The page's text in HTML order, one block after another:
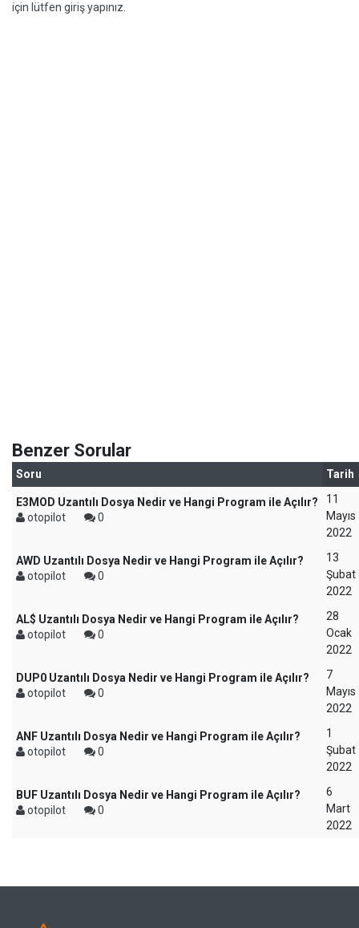
için lütfen giriş yapınız.
Benzer Sorular
Soru Tarih
E3MOD Uzantılı Dosya Nedir ve Hangi Program ile Açılır?
otopilot
0
11
Mayıs
2022
AWD Uzantılı Dosya Nedir ve Hangi Program ile Açılır?
otopilot
0
13
Şubat
2022
AL$ Uzantılı Dosya Nedir ve Hangi Program ile Açılır?
otopilot
0
28
Ocak
2022
DUP0 Uzantılı Dosya Nedir ve Hangi Program ile Açılır?
otopilot
0
7
Mayıs
2022
ANF Uzantılı Dosya Nedir ve Hangi Program ile Açılır?
otopilot
0
1
Şubat
2022
BUF Uzantılı Dosya Nedir ve Hangi Program ile Açılır?
otopilot
0
6
Mart
2022